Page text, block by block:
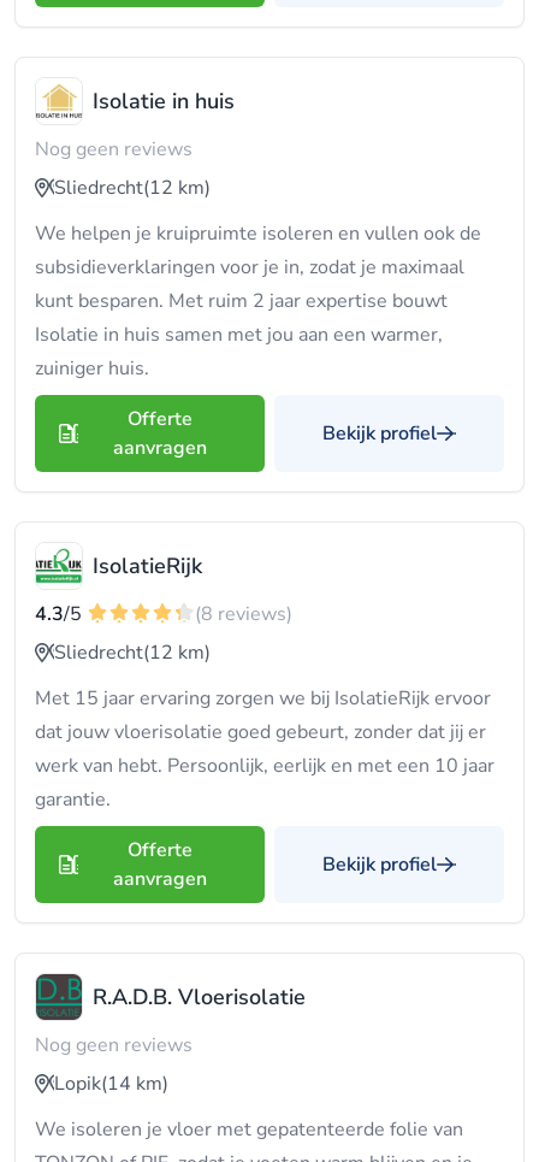
Isolatie in huis
Nog geen reviews
Sliedrecht(12 km)
We helpen je kruipruimte isoleren en vullen ook de
subsidieverklaringen voor je in, zodat je maximaal
kunt besparen. Met ruim 2 jaar expertise bouwt
Isolatie in huis samen met jou aan een warmer,
zuiniger huis.
Offerte
aanvragen
Bekijk profiel
IsolatieRijk
4.3/5
(8 reviews)
Sliedrecht(12 km)
Met 15 jaar ervaring zorgen we bij IsolatieRijk ervoor
dat jouw vloerisolatie goed gebeurt, zonder dat jij er
werk van hebt. Persoonlijk, eerlijk en met een 10 jaar
garantie.
Offerte
aanvragen
Bekijk profiel
R.A.D.B. Vloerisolatie
Nog geen reviews
Lopik(14 km)
We isoleren je vloer met gepatenteerde folie van